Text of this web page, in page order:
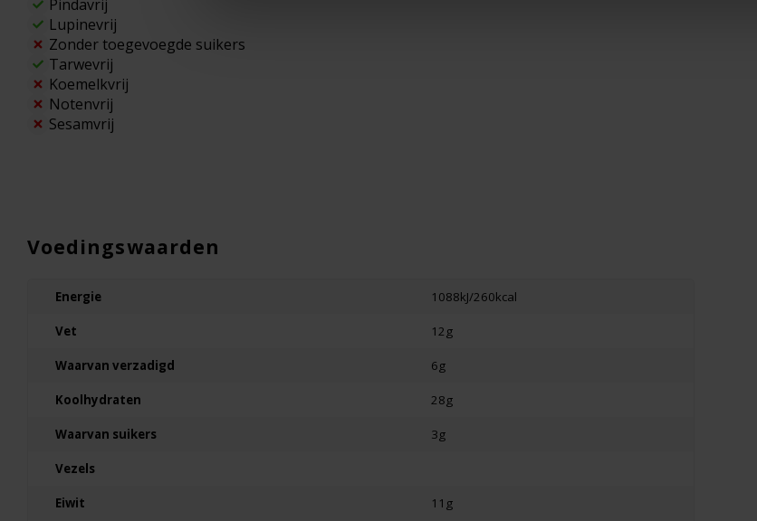
Pindavrij
Lupinevrij
Zonder toegevoegde suikers
Tarwevrij
Koemelkvrij
Notenvrij
Sesamvrij
Voedingswaarden
Energie 1088kJ/260kcal
Vet 12g
Waarvan verzadigd 6g
Koolhydraten 28g
Waarvan suikers 3g
Vezels
Eiwit 11g